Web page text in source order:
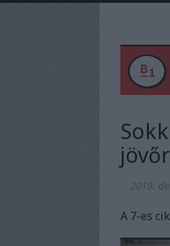
2019.
A 7-es